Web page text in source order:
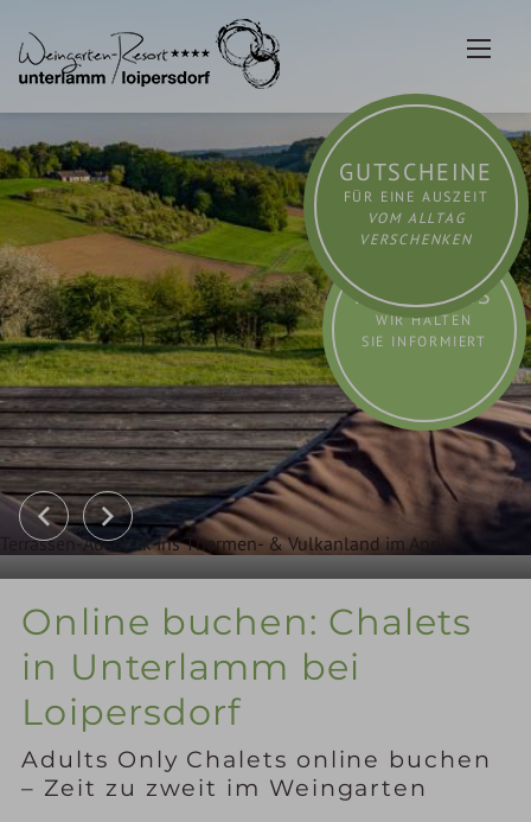
Inhalt
springen
Terrassen-Ausblick ins Thermen- & Vulkanland im April
GUTSCHEINE
FÜR EINE AUSZEIT
VOM ALLTAG
VERSCHENKEN
AKTUELLES
WIR HALTEN
SIE INFORMIERT
Online buchen: Chalets
in Unterlamm bei
Loipersdorf
Adults Only Chalets online buchen
– Zeit zu zweit im Weingarten